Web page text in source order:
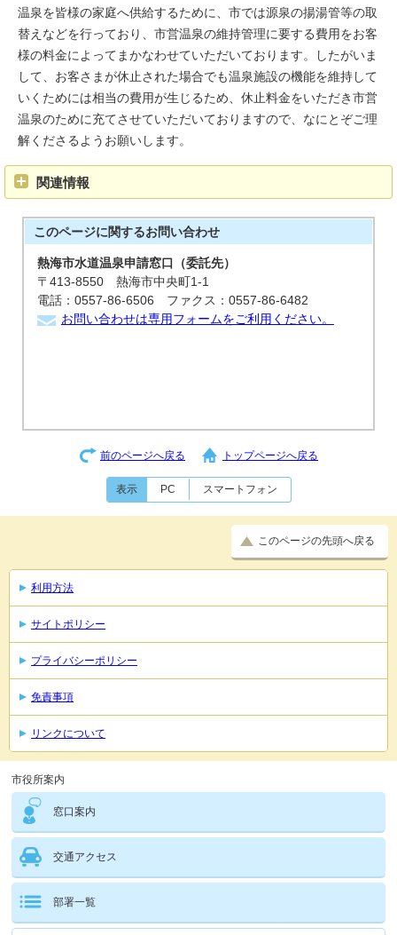
温泉を皆様の家庭へ供給するために、市では源泉の揚湯管等の取
替えなどを行っており、市営温泉の維持管理に要する費用をお客
様の料金によってまかなわせていただいております。したがいま
して、お客さまが休止された場合でも温泉施設の機能を維持して
いくためには相当の費用が生じるため、休止料金をいただき市営
温泉のために充てさせていただいておりますので、なにとぞご理
解くださるようお願いします。
関連情報
このページに関するお問い合わせ
熱海市水道温泉申請窓口（委託先）
〒413-8550 熱海市中央町1-1
電話：0557-86-6506 ファクス：0557-86-6482
お問い合わせは専用フォームをご利用ください。
前のページへ戻る トップページへ戻る
表示 PC スマートフォン
このページの先頭へ戻る
利用方法
サイトポリシー
プライバシーポリシー
免責事項
リンクについて
市役所案内
窓口案内
交通アクセス
部署一覧